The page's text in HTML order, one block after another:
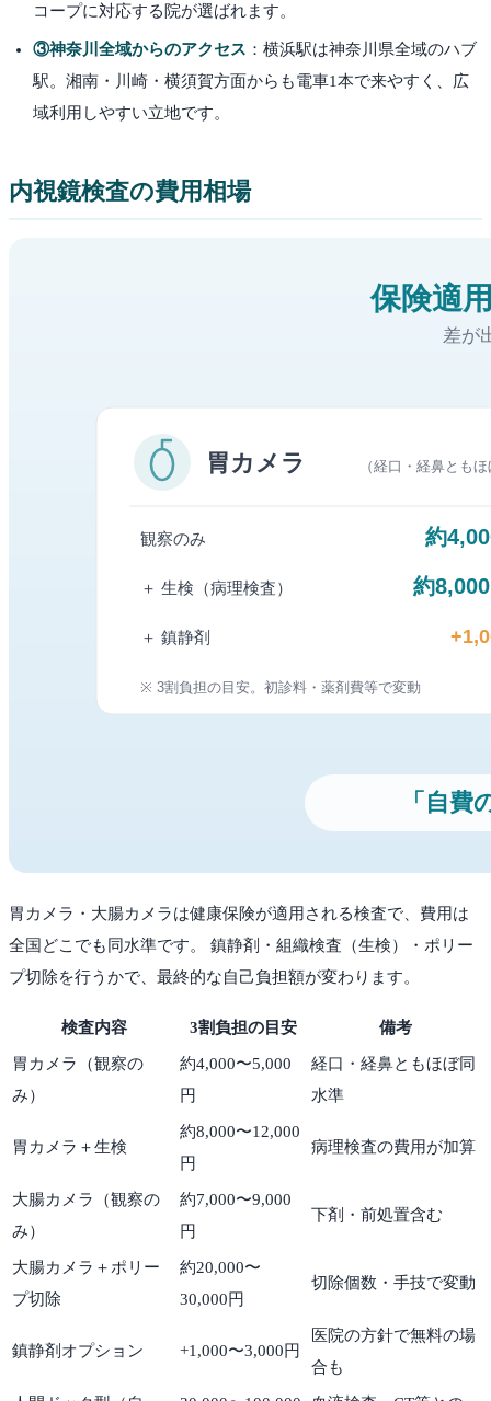
コープに対応する院が選ばれます。
③神奈川全域からのアクセス ：横浜駅は神奈川県全域のハブ
駅。湘南・川崎・横須賀方面からも電車1本で来やすく、広
域利用しやすい立地です。
内視鏡検査の費用相場
胃カメラ・大腸カメラは健康保険が適用される検査で、費用は
全国どこでも同水準です。 鎮静剤・組織検査（生検）・ポリー
プ切除を行うかで、最終的な自己負担額が変わります。
検査内容 3割負担の目安 備考
胃カメラ（観察の
み）
約4,000〜5,000
円
経口・経鼻ともほぼ同
水準
胃カメラ＋生検
約8,000〜12,000
円
病理検査の費用が加算
大腸カメラ（観察の
み）
約7,000〜9,000
円
下剤・前処置含む
大腸カメラ＋ポリー
プ切除
約20,000〜
30,000円
切除個数・手技で変動
鎮静剤オプション +1,000〜3,000円
医院の方針で無料の場
合も